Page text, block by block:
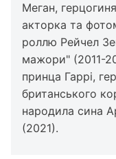
Меган,
акторка та
роллю Рейчел
мажори" (2011-
принца Гаррі,
британського
народила сина
(2021).